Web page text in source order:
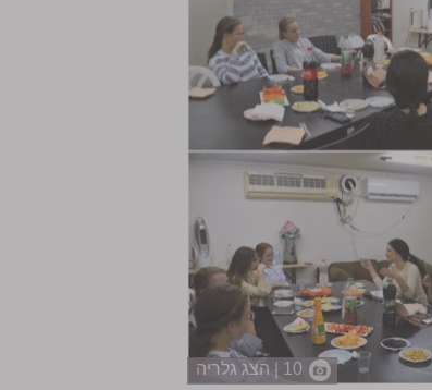
10 | הצג גלריה